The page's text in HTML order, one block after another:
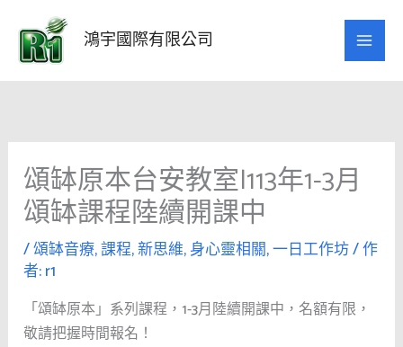
要
鴻宇國際有限公司
頌缽原本台安教室|113年1-3月
頌缽課程陸續開課中
/頌缽音療,課程,新思維,身心靈相關,一日工作坊/ 作
者:r1
「頌缽原本」系列課程，1-3月陸續開課中，名額有限，
敬請把握時間報名！